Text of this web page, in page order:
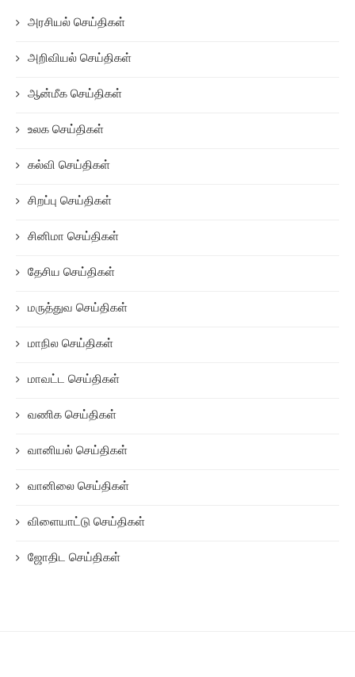
அரசியல் செய்திகள்
அறிவியல் செய்திகள்
ஆன்மீக செய்திகள்
உலக செய்திகள்
கல்வி செய்திகள்
சிறப்பு செய்திகள்
சினிமா செய்திகள்
தேசிய செய்திகள்
மருத்துவ செய்திகள்
மாநில செய்திகள்
மாவட்ட செய்திகள்
வணிக செய்திகள்
வானியல் செய்திகள்
வானிலை செய்திகள்
விளையாட்டு செய்திகள்
ஜோதிட செய்திகள்